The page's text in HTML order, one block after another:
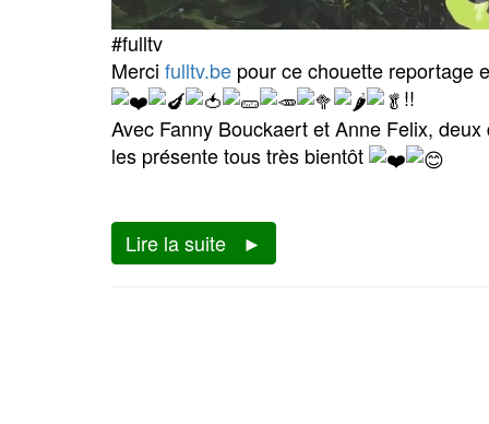
#fulltv
Merci fulltv.be pour ce chouette reportage
!!
Avec Fanny Bouckaert et Anne Felix,
les présente tous très bientôt
Lire la suite